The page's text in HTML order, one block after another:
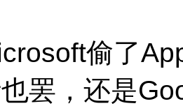
偷了
罢，还是